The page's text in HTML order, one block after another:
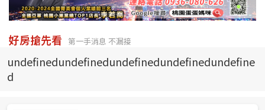
不限
台北市
基隆市
不限
好房搶先看 第一手消息 不漏接
undefinedundefinedundefinedundefinedundefine
d